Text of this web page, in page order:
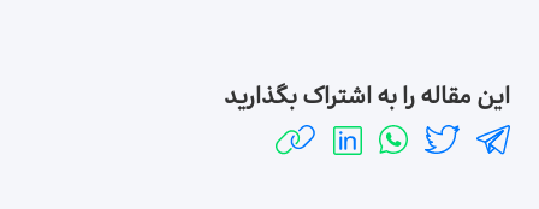
این مقاله را به اشتراک بگذارید